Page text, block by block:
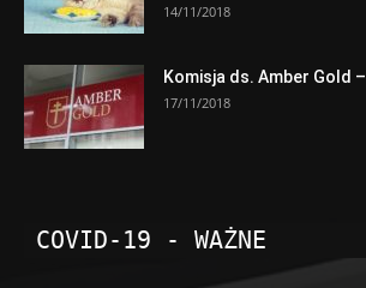
14/11/2018
Komisja ds. Amber Gold
17/11/2018
COVID-19 - WAŻNE